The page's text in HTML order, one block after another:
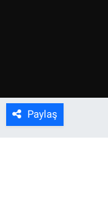
Paylaş